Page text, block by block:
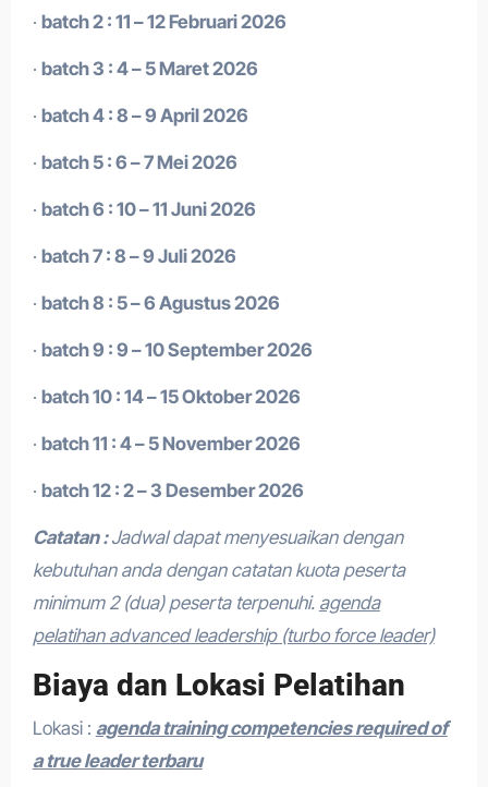
· batch 2 : 11 – 12 Februari 2026
· batch 3 : 4 – 5 Maret 2026
· batch 4 : 8 – 9 April 2026
· batch 5 : 6 – 7 Mei 2026
· batch 6 : 10 – 11 Juni 2026
· batch 7 : 8 – 9 Juli 2026
· batch 8 : 5 – 6 Agustus 2026
· batch 9 : 9 – 10 September 2026
· batch 10 : 14 – 15 Oktober 2026
· batch 11 : 4 – 5 November 2026
· batch 12 : 2 – 3 Desember 2026
Catatan :Jadwal dapat menyesuaikan dengan
kebutuhan anda dengan catatan kuota peserta
minimum 2 (dua) peserta terpenuhi. agenda
pelatihan advanced leadership (turbo force leader)
Biaya dan Lokasi Pelatihan
Lokasi : agenda training competencies required of
a true leader terbaru